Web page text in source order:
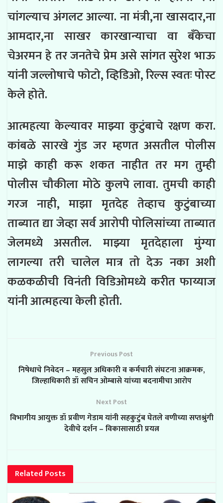
चांगल्याच अंगलट आल्या. ना मंत्री,ना खासदार,ना
आमदार,ना साखर कारखान्याचा वा बँकेचा
चेअरमन हे तर जनतेचे प्रेम असे सांगत सुरेश भाऊ
यांनी जल्लोषाचे फोटो, व्हिडिओ, रिल्सस्वतःपोस्ट
केले होते.
आत्महत्या केल्यावर माझ्या कुटुंबाचे रक्षण करा.
कांबळे सारखे गुंड जर म्हणत असतील पोलीस
माझे काही करू शकत नाहीत तर मग तुम्ही
पोलीस चौकीला मोठे कुलपे लावा. तुमची काही
गरज नाही,माझा मृतदेह तेव्हाच कुटुंबाच्या
ताब्यात द्या जेव्हा सर्व आरोपी पोलिसांच्या ताब्यात
जेलमध्ये असतील. माझ्या मृतदेहाला मुंग्या
लागल्या तरी चालेल मात्र तो देऊ नका अशी
कळकळीची विनंती विडिओमध्ये करीत फाय्याज
यांनी आत्महत्या केली होती.
Previous Post
निषेधाचे निवेदन – महसुल अधिकारी व कर्मचारी संघटना आक्रमक,
जिल्हाधिकारी डॉ सचिन ओम्बासे यांच्या बदनामीचा आरोप
Next Post
विभागीय आयुक्त डॉ प्रवीण गेडाम यांनी सहकुटुंब घेतले वणीच्या सप्तश्रुंगी
देवीचे दर्शन – विकासासाठी प्रयत्न
Related Posts